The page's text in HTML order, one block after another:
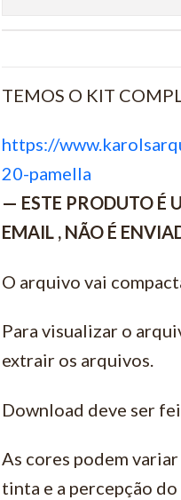
TEMOS O KIT
https://
20-pamella
— ESTE PRODUTO É
EMAIL , NÃO É
O arquivo vai
Para visualizar o
extrair os arquivos.
Download deve ser
As cores podem
tinta e a percepção